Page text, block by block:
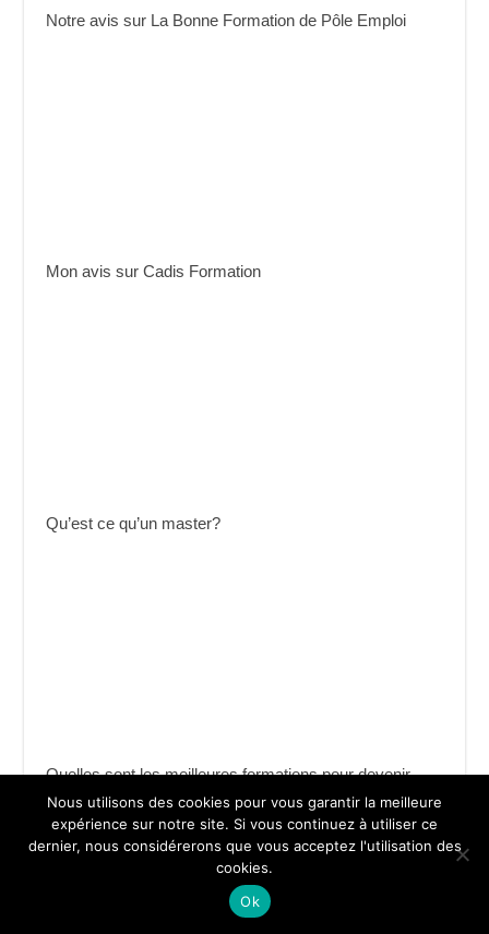
Notre avis sur La Bonne Formation de Pôle Emploi
Mon avis sur Cadis Formation
Qu’est ce qu’un master?
Quelles sont les meilleures formations pour devenir
dessinateur ?
Nous utilisons des cookies pour vous garantir la meilleure
expérience sur notre site. Si vous continuez à utiliser ce
dernier, nous considérerons que vous acceptez l'utilisation des
cookies.
Ok